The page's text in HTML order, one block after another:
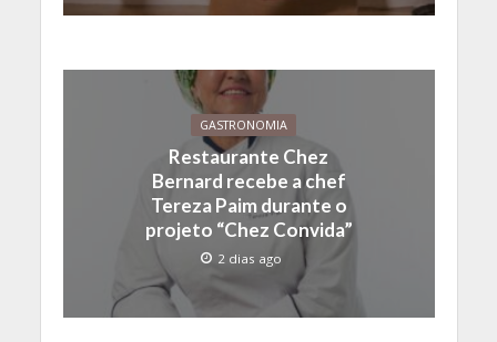
GASTRONOMIA
Restaurante Chez
Bernard recebe a chef
Tereza Paim durante o
projeto “Chez Convida”
2 dias ago